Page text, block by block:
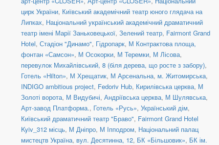
цирк України, Київський академічний театр юного глядача на
Липках, Національний український академічний драматичний
театр імені Марії Заньковецької, Зелений театр, Fairmont Grand
Hotel, Стадіон "Динамо", Гідропарк, М Контрактова площа,
фонтан «Самсон», М Осокорки, М Теремки, М Лісова,
перевулок Михайлівський, 8 (біля дерева, що росте з забору),
Готель «Hilton», М Хрещатик, М Арсенальна, м. Житомирська,
INDIGO ambitious project, Fedoriv Hub, Кирилівська церква, М
Золоті ворота, М Видубичі, Андріївська церква, М Шулявська,
Арт-завод Платформа., Готель «Русь», Український дім,
Київський драматичний театр "Браво", Fairmont Grand Hotel
Kyiv_312 місць, М Дніпро, М Іпподром, Національний палац
мистецтв Україна, вул. Десятинна, 12, БК «Більшовик», БК ім.